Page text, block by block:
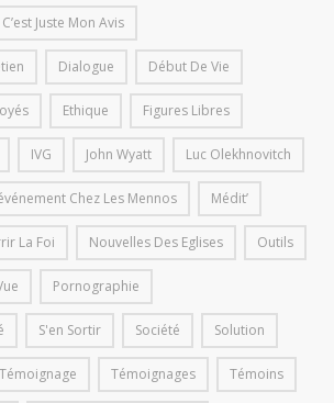
C’est Juste Mon Avis
Dialogue Début De Vie
Ethique Figures Libres
IVG John Wyatt Luc Olekhnovitch
Chez Les Mennos Médit’
La Foi Nouvelles Des Eglises Outils
Pornographie
S'en Sortir Société Solution
Témoignage Témoignages Témoins